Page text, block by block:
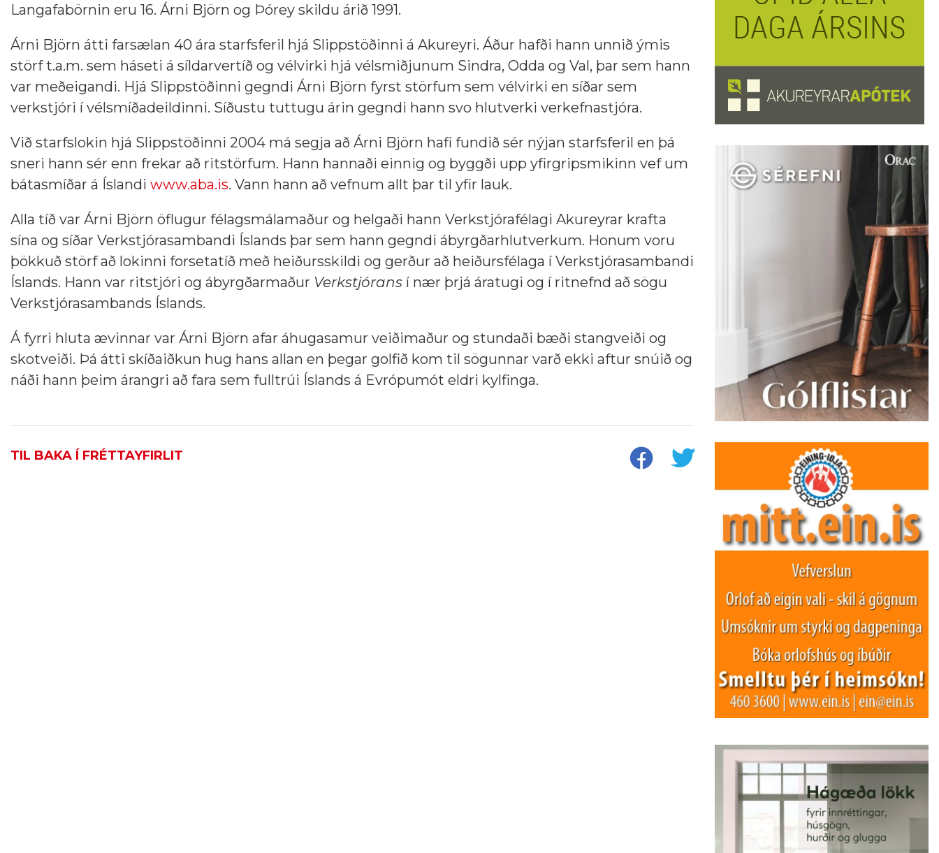
Langafabörnin eru 16. Árni Björn og Þórey skildu árið 1991.
Árni Björn átti farsælan 40 ára starfsferil hjá Slippstöðinni á Akureyri. Áður hafði hann unnið ýmis
störf t.a.m. sem háseti á síldarvertíð og vélvirki hjá vélsmiðjunum Sindra, Odda og Val, þar sem hann
var meðeigandi. Hjá Slippstöðinni gegndi Árni Björn fyrst störfum sem vélvirki en síðar sem
verkstjóri í vélsmíðadeildinni. Síðustu tuttugu árin gegndi hann svo hlutverki verkefnastjóra.
Við starfslokin hjá Slippstöðinni 2004 má segja að Árni Björn hafi fundið sér nýjan starfsferil en þá
sneri hann sér enn frekar að ritstörfum. Hann hannaði einnig og byggði upp yfirgripsmikinn vef um
bátasmíðar á Íslandi www.aba.is. Vann hann að vefnum allt þar til yfir lauk.
Alla tíð var Árni Björn öflugur félagsmálamaður og helgaði hann Verkstjórafélagi Akureyrar krafta
sína og síðar Verkstjórasambandi Íslands þar sem hann gegndi ábyrgðarhlutverkum. Honum voru
þökkuð störf að lokinni forsetatíð með heiðursskildi og gerður að heiðursfélaga í Verkstjórasambandi
Íslands. Hann var ritstjóri og ábyrgðarmaður Verkstjórans í nær þrjá áratugi og í ritnefnd að sögu
Verkstjórasambands Íslands.
Á fyrri hluta ævinnar var Árni Björn afar áhugasamur veiðimaður og stundaði bæði stangveiði og
skotveiði. Þá átti skíðaiðkun hug hans allan en þegar golfið kom til sögunnar varð ekki aftur snúið og
náði hann þeim árangri að fara sem fulltrúi Íslands á Evrópumót eldri kylfinga.
TIL BAKA Í FRÉTTAYFIRLIT